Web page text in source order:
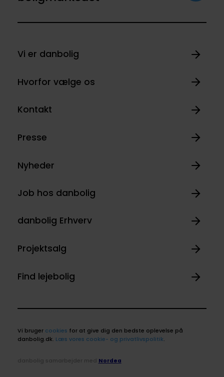
Vi er danbolig
Hvorfor vælge os
Kontakt
Presse
Nyheder
Job hos danbolig
danbolig Erhverv
Projektsalg
Find lejebolig
Vi bruger cookies for at give dig den bedste oplevelse på
danbolig.dk. Læs vores cookie- og privatlivspolitik.
Nordea